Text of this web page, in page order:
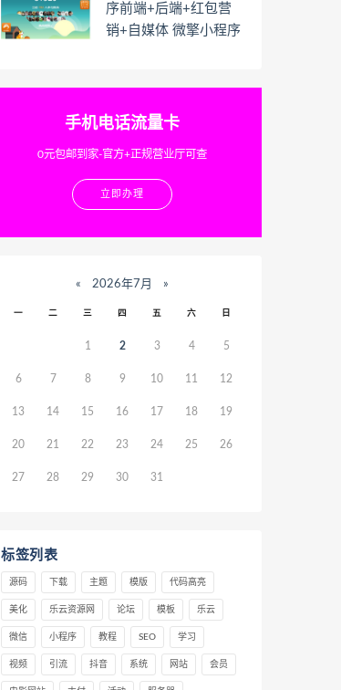
序前端+后端+红包营
销+自媒体 微擎小程序
手机电话流量卡
0元包邮到家-官方+正规营业厅可查
立即办理
« 2026年7月 »
一 二 三 四 五 六 日
1 2 3 4 5
6 7 8 9 10 11 12
13 14 15 16 17 18 19
20 21 22 23 24 25 26
27 28 29 30 31
标签列表
源码 下载 主题 模版 代码高亮
美化 乐云资源网 论坛 模板 乐云
微信 小程序 教程 SEO 学习
视频 引流 抖音 系统 网站 会员